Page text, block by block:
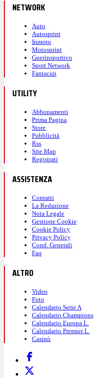
NETWORK
Auto
Autosprint
Inmoto
Motosprint
Guerinsportivo
Sport Network
Fantacup
UTILITY
Abbonamenti
Prima Pagina
Store
Pubblicità
Rss
Site Map
Registrati
ASSISTENZA
Contatti
La Redazione
Nota Legale
Gestione Cookie
Cookie Policy
Privacy Policy
Cond. Generali
Faq
ALTRO
Video
Foto
Calendario Serie A
Calendario Champions
Calendario Europa L.
Calendario Premier L.
Casinò